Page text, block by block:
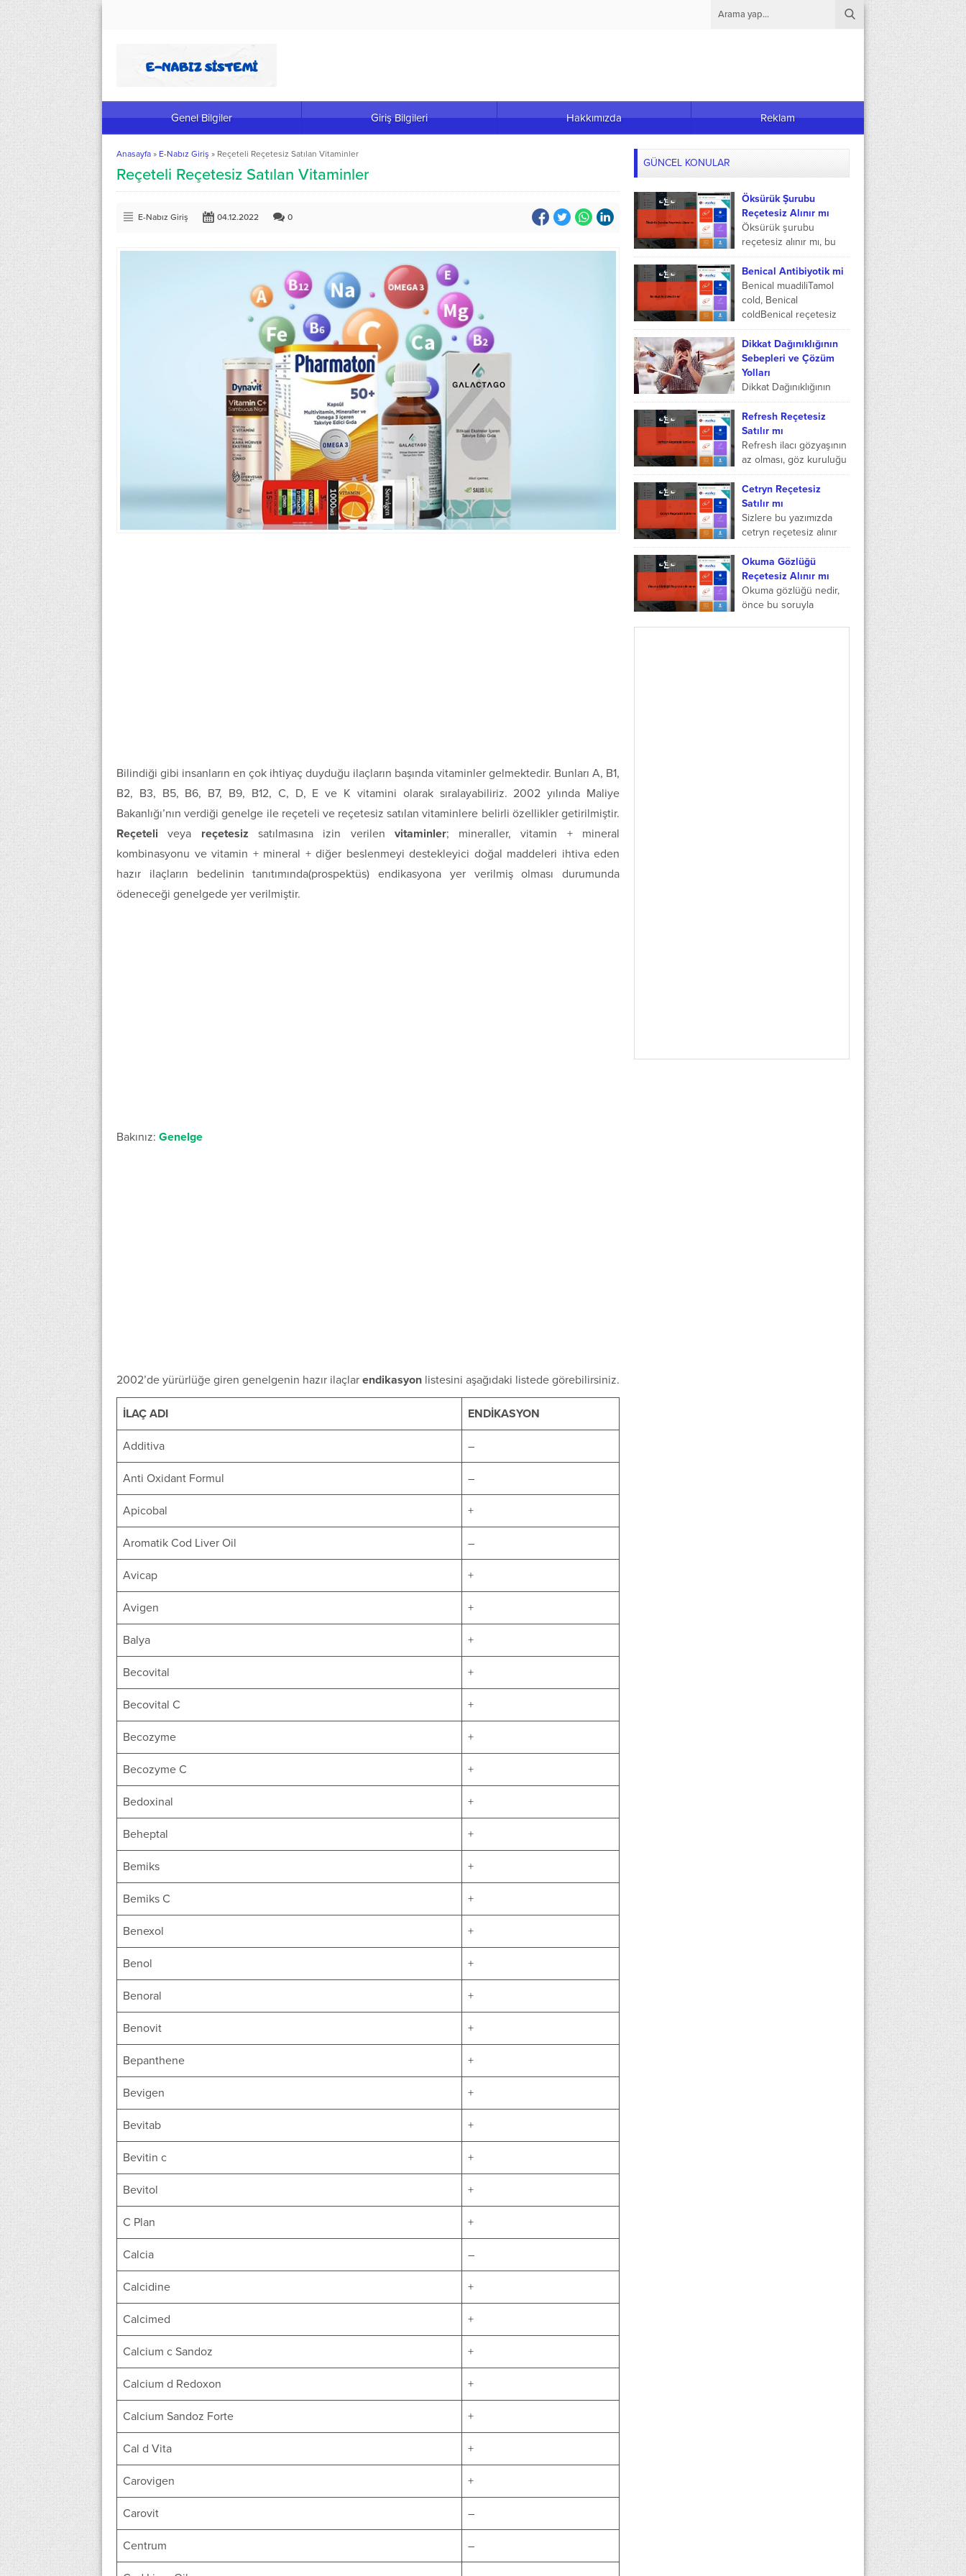
Genel Bilgiler Giriş Bilgileri Hakkımızda Reklam
Anasayfa » E-Nabız Giriş » Reçeteli Reçetesiz Satılan Vitaminler
Reçeteli Reçetesiz Satılan Vitaminler
E-Nabız Giriş 04.12.2022 0
Bilindiği gibi insanların en çok ihtiyaç duyduğu ilaçların başında vitaminler gelmektedir. Bunları A, B1,
B2, B3, B5, B6, B7, B9, B12, C, D, E ve K vitamini olarak sıralayabiliriz. 2002 yılında Maliye
Bakanlığı’nın verdiği genelge ile reçeteli ve reçetesiz satılan vitaminlere belirli özellikler getirilmiştir.
Reçeteli veya reçetesiz satılmasına izin verilen vitaminler; mineraller, vitamin + mineral
kombinasyonu ve vitamin + mineral + diğer beslenmeyi destekleyici doğal maddeleri ihtiva eden
hazır ilaçların bedelinin tanıtımında(prospektüs) endikasyona yer verilmiş olması durumunda
ödeneceği genelgede yer verilmiştir.
Bakınız: Genelge
2002’de yürürlüğe giren genelgenin hazır ilaçlar endikasyon listesini aşağıdaki listede görebilirsiniz.
İLAÇ ADI ENDİKASYON
Additiva –
Anti Oxidant Formul –
Apicobal +
Aromatik Cod Liver Oil –
Avicap +
Avigen +
Balya +
Becovital +
Becovital C +
Becozyme +
Becozyme C +
Bedoxinal +
Beheptal +
Bemiks +
Bemiks C +
Benexol +
Benol +
Benoral +
Benovit +
Bepanthene +
Bevigen +
Bevitab +
Bevitin c +
Bevitol +
C Plan +
Calcia –
Calcidine +
Calcimed +
Calcium c Sandoz +
Calcium d Redoxon +
Calcium Sandoz Forte +
Cal d Vita +
Carovigen +
Carovit –
Centrum –
GÜNCEL KONULAR
Öksürük Şurubu
Reçetesiz Alınır mı
Öksürük şurubu
reçetesiz alınır mı, bu
sorunun yanıtını merak
ediyorsunuz. Bilindiği
üzere uzun süren
öksürükler, ciğerlerin
üşütülmesi ve giderek
zatürre,...
Benical Antibiyotik mi
Benical muadiliTamol
cold, Benical
coldBenical reçetesiz
fiyatı29.19 TLBarkod
numarası8699546095131Benical
endikasyonlarıAteş,
burun akıntısı ve ateş
düşürücü tedavisinde
endikedir Etken
maddesi amoksisilin
ve...
Dikkat Dağınıklığının
Sebepleri ve Çözüm
Yolları
Dikkat Dağınıklığının
Sebepleri ve Çözüm
Yolları Dikkat dağınıklığı
işte ve evde büyük bir
sorun olabilir. Odağınızı
hedeflerinizden
uzaklaştırabilir ve
görevde kalmak...
Refresh Reçetesiz
Satılır mı
Refresh ilacı gözyaşının
az olması, göz kuruluğu
gibi durumlarda
kullanılan bir göz
damlası ilacıdır. Bu ilacın
bazı çeşitleri de
bulunmakta...
Cetryn Reçetesiz
Satılır mı
Sizlere bu yazımızda
cetryn reçetesiz alınır
mı, cetryn reçetesiz
satılır mı, cetryn aç mı
tok mu ve hangi ilaçlarla
kullanılmaz...
Okuma Gözlüğü
Reçetesiz Alınır mı
Okuma gözlüğü nedir,
önce bu soruyla